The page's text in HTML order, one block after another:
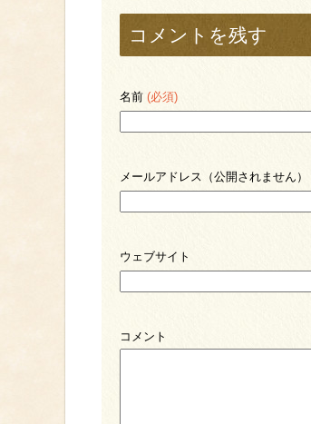
コメントを残す
名前 (必須)
メールアドレス（公開されません）
ウェブサイト
コメント